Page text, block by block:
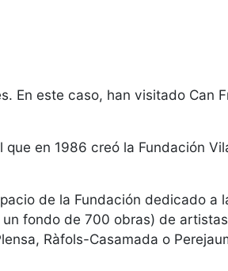
En este caso, han visitado Can
en 1986 creó la Fundación
de la Fundación dedicado a
fondo de 700 obras) de artistas
Ràfols-Casamada o